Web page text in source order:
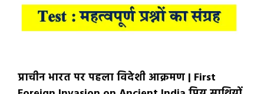
प्राचीन भारत पर पहला विदेशी आक्रमण | First